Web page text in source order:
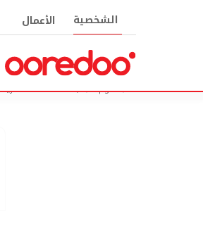
الشخصية الأعمال
هوم + باقة STARZPLAY الرياضية